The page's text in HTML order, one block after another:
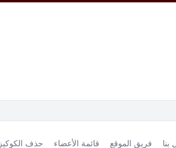
بنا فريق الموقع قائمة الأعضاء حذف الكوكيز